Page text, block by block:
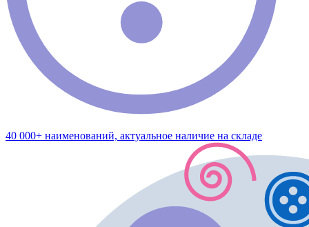
40 000+ наименований, актуальное наличие на складе